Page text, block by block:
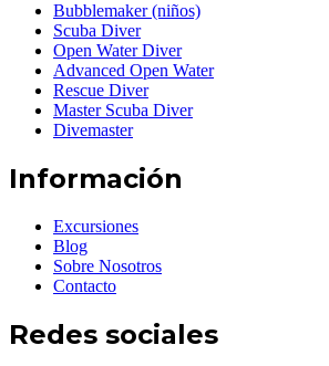
Bubblemaker (niños)
Scuba Diver
Open Water Diver
Advanced Open Water
Rescue Diver
Master Scuba Diver
Divemaster
Información
Excursiones
Blog
Sobre Nosotros
Contacto
Redes sociales